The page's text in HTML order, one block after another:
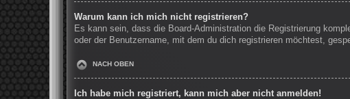
Warum kann ich mich nicht registrieren?
Es kann sein, dass die Board-Administration die Registrierung
oder der Benutzername, mit dem du dich registrieren möchtest,
NACH OBEN
Ich habe mich registriert, kann mich aber nicht anmelden!